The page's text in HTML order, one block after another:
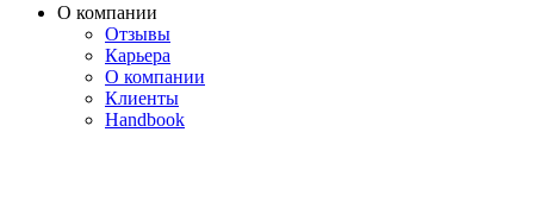
О компании
Отзывы
Карьера
О компании
Клиенты
Handbook